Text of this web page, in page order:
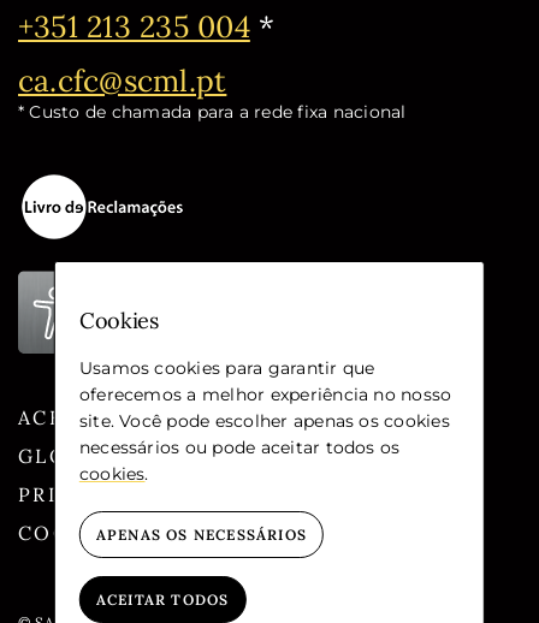
Telefone:
+351 213 235 004*
Email:
ca.cfc@scml.pt
* Custo de chamada para a rede fixa nacional
ACESSIBILIDADE
GLOSSÁRIO
PRIVACIDADE
COOKIES
Cookies
Usamos cookies para garantir que
oferecemos a melhor experiência no nosso
site. Você pode escolher apenas os cookies
necessários ou pode aceitar todos os
cookies.
APENAS OS NECESSÁRIOS
ACEITAR TODOS